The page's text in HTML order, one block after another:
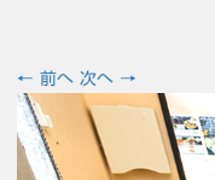
← 前へ 次へ →